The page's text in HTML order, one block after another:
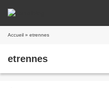
Accueil » etrennes
etrennes